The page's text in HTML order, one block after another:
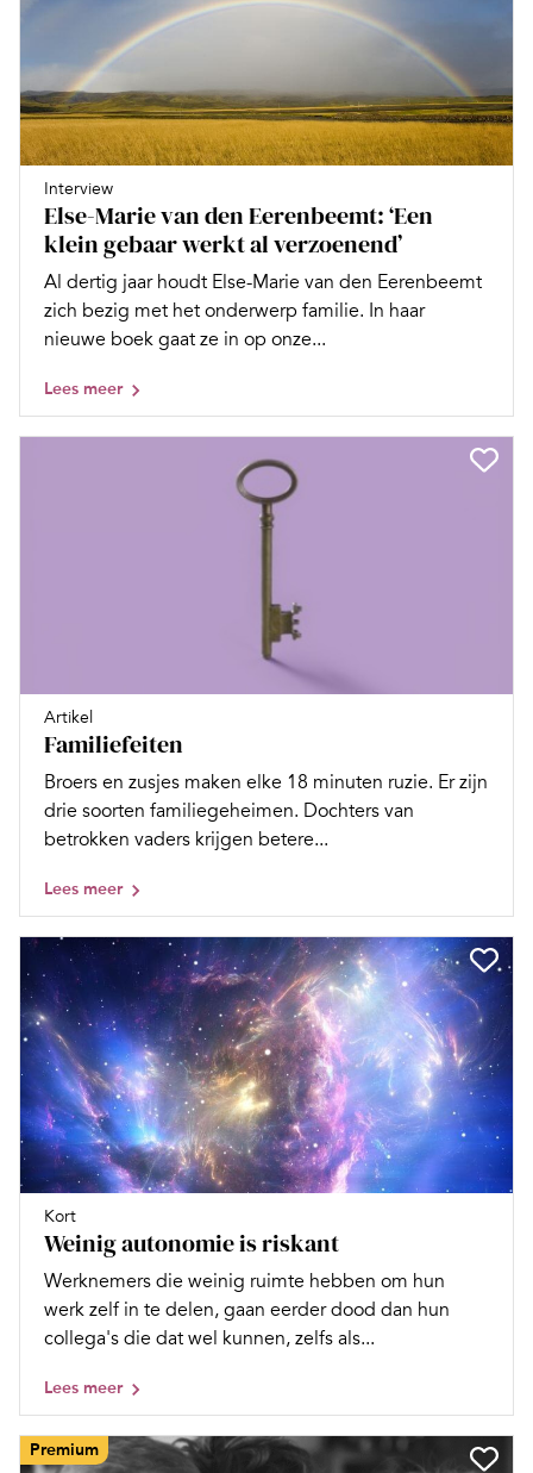
Interview
Else-Marie van den Eerenbeemt: ‘Een
klein gebaar werkt al verzoenend’
Al dertig jaar houdt Else-Marie van den Eerenbeemt
zich bezig met het onderwerp familie. In haar
nieuwe boek gaat ze in op onze...
Lees meer
Artikel
Familiefeiten
Broers en zusjes maken elke 18 minuten ruzie. Er zijn
drie soorten familiegeheimen. Dochters van
betrokken vaders krijgen betere...
Lees meer
Kort
Weinig autonomie is riskant
Werknemers die weinig ruimte hebben om hun
werk zelf in te delen, gaan eerder dood dan hun
collega's die dat wel kunnen, zelfs als...
Lees meer
Premium